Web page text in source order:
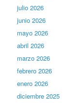
julio 2026
junio 2026
mayo 2026
abril 2026
marzo 2026
febrero 2026
enero 2026
diciembre 2025